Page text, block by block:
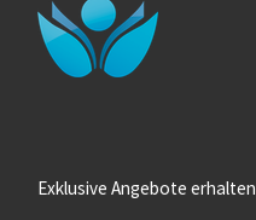
Exklusive Angebote erhalten